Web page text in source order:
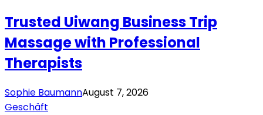
Trusted Uiwang Business Trip
Massage with Professional
Therapists
Sophie BaumannAugust 7, 2026
Geschäft